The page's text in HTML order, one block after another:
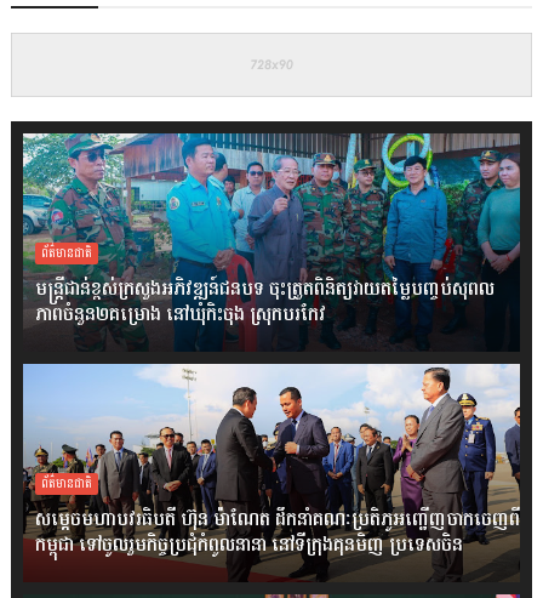
ព័ត៌មានជាតិ
មន្ត្រីជាន់ខ្ពស់ក្រសួងអភិវឌ្ឍន៍ជនបទ ចុះត្រួតពិនិត្យវាយតម្លៃបញ្ចប់សុពល
ភាពចំនួន២គម្រោង នៅឃុំកិះចុង ស្រុកបរកែវ
ព័ត៌មានជាតិ
សម្តេចមហាបវរធិបតី ហ៊ុន ម៉ាណែត ដឹកនាំគណៈប្រតិភូអញ្ជើញចាកចេញពី
កម្ពុជា ទៅចូលរួមកិច្ចប្រជុំកំពូលនានា នៅទីក្រុងគុនមិញ ប្រទេសចិន